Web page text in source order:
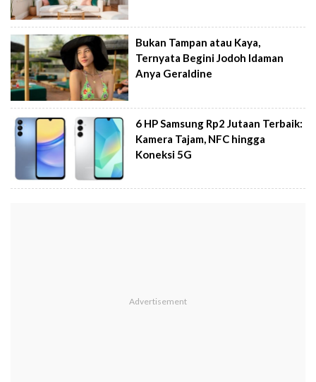
Bukan Tampan atau Kaya,
Ternyata Begini Jodoh Idaman
Anya Geraldine
6 HP Samsung Rp2 Jutaan Terbaik:
Kamera Tajam, NFC hingga
Koneksi 5G